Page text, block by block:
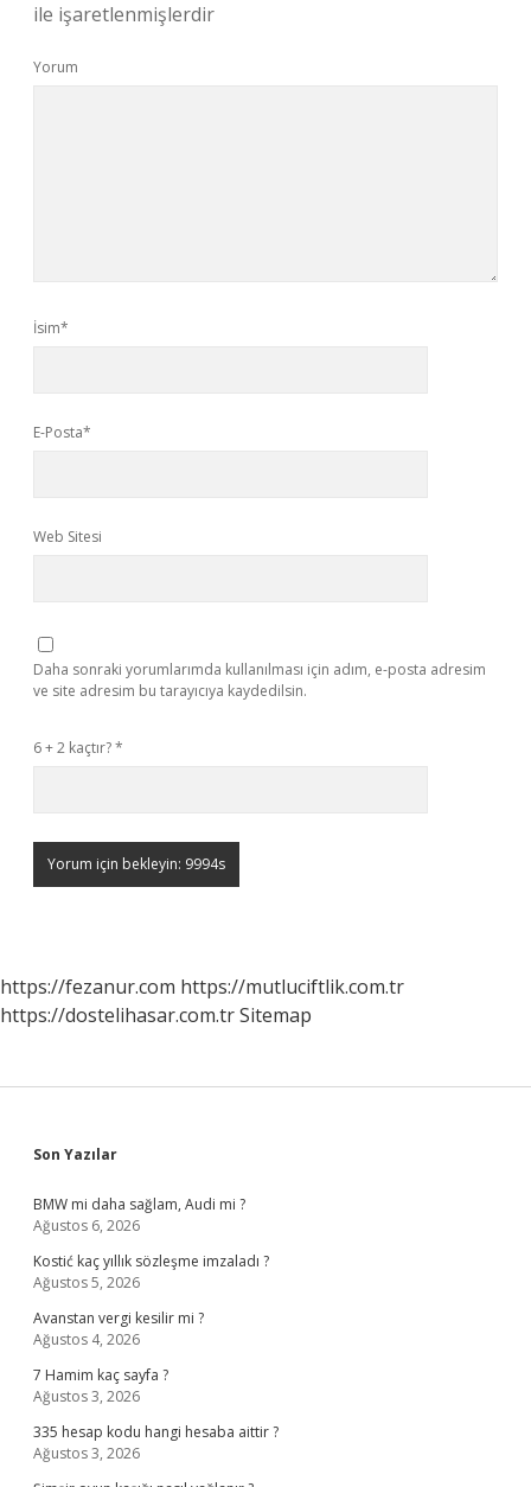
ile işaretlenmişlerdir
Yorum
İsim*
E-Posta*
Web Sitesi
Daha sonraki yorumlarımda kullanılması için adım, e-posta adresim
ve site adresim bu tarayıcıya kaydedilsin.
6 + 2 kaçtır?*
https://fezanur.com https://mutluciftlik.com.tr
https://dostelihasar.com.trSitemap
Sidebar
Son Yazılar
BMW mi daha sağlam, Audi mi ?
Ağustos 6, 2026
Kostić kaç yıllık sözleşme imzaladı ?
Ağustos 5, 2026
Avanstan vergi kesilir mi ?
Ağustos 4, 2026
7 Hamim kaç sayfa ?
Ağustos 3, 2026
335 hesap kodu hangi hesaba aittir ?
Ağustos 3, 2026